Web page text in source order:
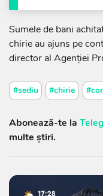
Sumele de bani
chirie au ajuns pe
director al Agenției
#sediu #chirie
Abonează-te la
multe știri.